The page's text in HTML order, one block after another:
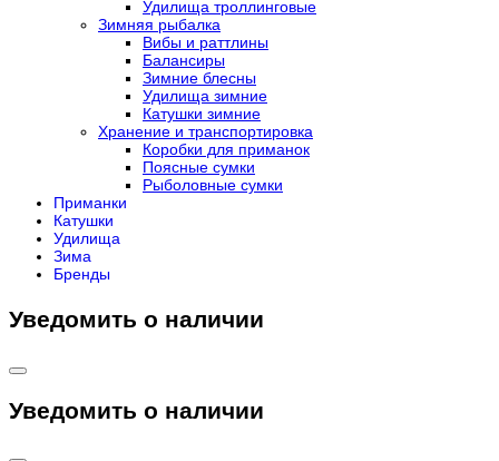
Удилища троллинговые
Зимняя рыбалка
Вибы и раттлины
Балансиры
Зимние блесны
Удилища зимние
Катушки зимние
Хранение и транспортировка
Коробки для приманок
Поясные сумки
Рыболовные сумки
Приманки
Катушки
Удилища
Зима
Бренды
Уведомить о наличии
Уведомить о наличии